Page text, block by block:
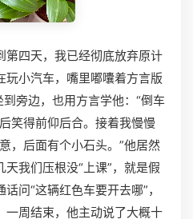
第四天，我已经彻底放弃原计
玩小汽车，嘴里嘟囔着方言版
旁边，也用方言学他：“倒车
笑得前仰后合。接着我慢慢
，后面有个小石头。”他居然
我们压根没“上课”，就是假
问“这辆红色车要开去哪”，
一周结束，他主动说了大概十